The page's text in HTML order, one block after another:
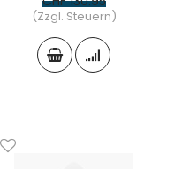
(Zzgl. Steuern)